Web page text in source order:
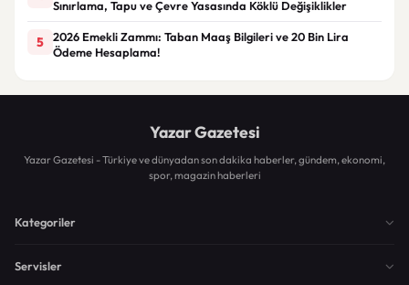
Sınırlama, Tapu ve Çevre Yasasında Köklü Değişiklikler
5
2026 Emekli Zammı: Taban Maaş Bilgileri ve 20 Bin Lira
Ödeme Hesaplama!
Yazar Gazetesi
Yazar Gazetesi - Türkiye ve dünyadan son dakika haberler, gündem, ekonomi,
spor, magazin haberleri
Kategoriler
Servisler